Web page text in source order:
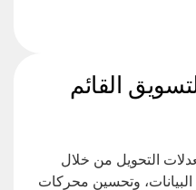
القائم
التحويل من خلال
وتحسين محركات